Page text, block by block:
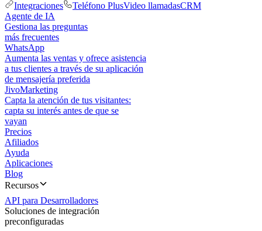
Integraciones
Teléfono PlusVideo llamadasCRM
Agente de IA
Gestiona las preguntas
más frecuentes
WhatsApp
Aumenta las ventas y ofrece asistencia
a tus clientes a través de su aplicación
de mensajería preferida
JivoMarketing
Capta la atención de tus visitantes:
capta su interés antes de que se
vayan
Precios
Afiliados
Ayuda
Aplicaciones
Blog
Recursos
API para Desarrolladores
Soluciones de integración
preconfiguradas